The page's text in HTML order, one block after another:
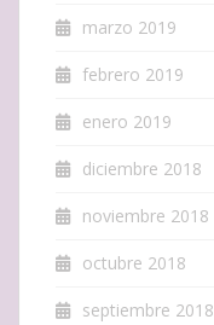
marzo 2019
febrero 2019
enero 2019
diciembre 2018
noviembre 2018
octubre 2018
septiembre 2018